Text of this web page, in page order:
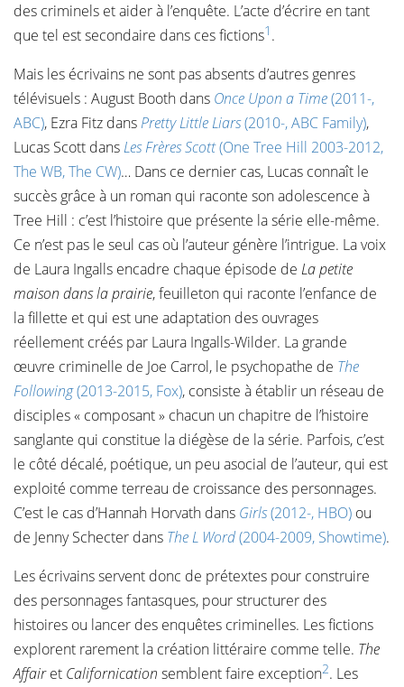
des criminels et aider à l’enquête. L’acte d’écrire en tant
que tel est secondaire dans ces fictions1 .
Mais les écrivains ne sont pas absents d’autres genres
télévisuels : August Booth dans Once Upon a Time(2011-,
ABC), Ezra Fitz dans Pretty Little Liars(2010-, ABC Family),
Lucas Scott dans Les Frères Scott(One Tree Hill 2003-2012,
The WB, The CW)… Dans ce dernier cas, Lucas connaît le
succès grâce à un roman qui raconte son adolescence à
Tree Hill : c’est l’histoire que présente la série elle-même.
Ce n’est pas le seul cas où l’auteur génère l’intrigue. La voix
de Laura Ingalls encadre chaque épisode de La petite
maison dans la prairie, feuilleton qui raconte l’enfance de
la fillette et qui est une adaptation des ouvrages
réellement créés par Laura Ingalls-Wilder. La grande
œuvre criminelle de Joe Carrol, le psychopathe de The
Following(2013-2015, Fox), consiste à établir un réseau de
disciples « composant » chacun un chapitre de l’histoire
sanglante qui constitue la diégèse de la série. Parfois, c’est
le côté décalé, poétique, un peu asocial de l’auteur, qui est
exploité comme terreau de croissance des personnages.
C’est le cas d’Hannah Horvath dans Girls(2012-, HBO) ou
de Jenny Schecter dans The L Word(2004-2009, Showtime).
Les écrivains servent donc de prétextes pour construire
des personnages fantasques, pour structurer des
histoires ou lancer des enquêtes criminelles. Les fictions
explorent rarement la création littéraire comme telle. The
Affairet Californication semblent faire exception2. Les